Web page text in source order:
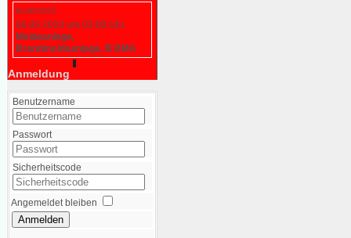
Nr.30/2023
06.05.2023 um 03:00 Uhr
Meldeanlage,
Brandmeldeanlage, B BMA
Anmeldung
Benutzername
Passwort
Sicherheitscode
Angemeldet bleiben
Anmelden